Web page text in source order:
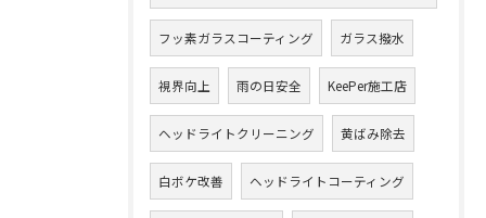
フッ素ガラスコーティング ガラス撥水
視界向上 雨の日安全 KeePer施工店
ヘッドライトクリーニング 黄ばみ除去
白ボケ改善 ヘッドライトコーティング